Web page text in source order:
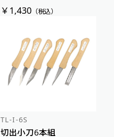
￥1,430 （税込）
TL-I-6S
切出小刀6本組